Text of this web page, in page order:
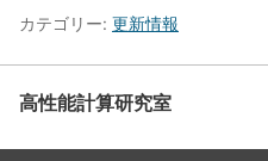
カテゴリー: 更新情報
高性能計算研究室